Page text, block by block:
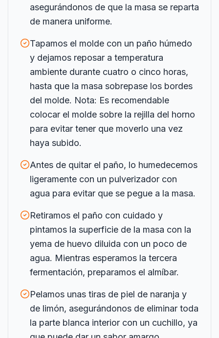
asegurándonos de que la masa se reparta
de manera uniforme.
Tapamos el molde con un paño húmedo
y dejamos reposar a temperatura
ambiente durante cuatro o cinco horas,
hasta que la masa sobrepase los bordes
del molde. Nota: Es recomendable
colocar el molde sobre la rejilla del horno
para evitar tener que moverlo una vez
haya subido.
Antes de quitar el paño, lo humedecemos
ligeramente con un pulverizador con
agua para evitar que se pegue a la masa.
Retiramos el paño con cuidado y
pintamos la superficie de la masa con la
yema de huevo diluida con un poco de
agua. Mientras esperamos la tercera
fermentación, preparamos el almíbar.
Pelamos unas tiras de piel de naranja y
de limón, asegurándonos de eliminar toda
la parte blanca interior con un cuchillo, ya